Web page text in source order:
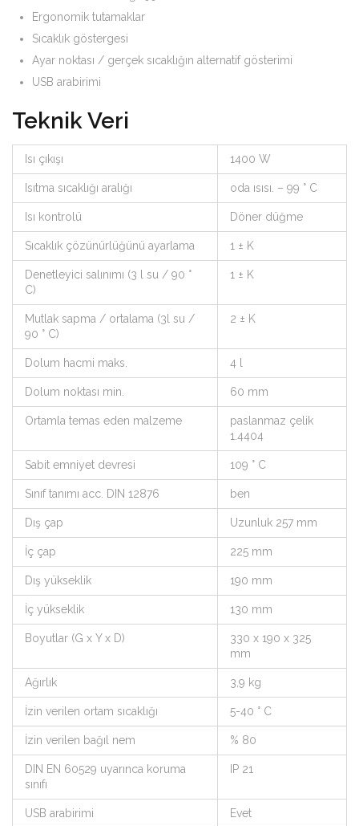
Ergonomik tutamaklar
Sıcaklık göstergesi
Ayar noktası / gerçek sıcaklığın alternatif gösterimi
USB arabirimi
Teknik Veri
Isı çıkışı 1400 W
Isıtma sıcaklığı aralığı oda ısısı. – 99 ° C
Isı kontrolü Döner düğme
Sıcaklık çözünürlüğünü ayarlama 1 ± K
Denetleyici salınımı (3 l su / 90 °
C)
1 ± K
Mutlak sapma / ortalama (3l su /
90 ° C)
2 ± K
Dolum hacmi maks. 4 l
Dolum noktası min. 60 mm
Ortamla temas eden malzeme
paslanmaz çelik
1.4404
Sabit emniyet devresi 109 ° C
Sınıf tanımı acc. DIN 12876 ben
Dış çap Uzunluk 257 mm
İç çap 225 mm
Dış yükseklik 190 mm
İç yükseklik 130 mm
Boyutlar (G x Y x D)
330 x 190 x 325
mm
Ağırlık 3,9 kg
İzin verilen ortam sıcaklığı 5-40 ° C
İzin verilen bağıl nem % 80
DIN EN 60529 uyarınca koruma
sınıfı
IP 21
USB arabirimi Evet